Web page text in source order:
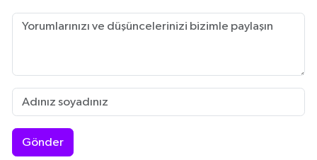
Gönder